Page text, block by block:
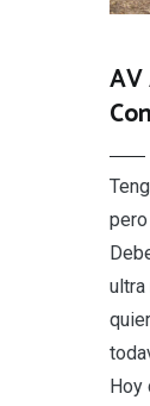
AV
ultra
Hoy